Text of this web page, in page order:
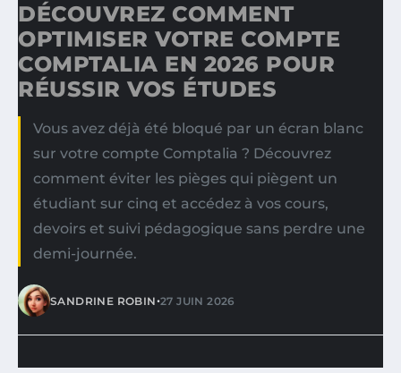
DÉCOUVREZ COMMENT
OPTIMISER VOTRE COMPTE
COMPTALIA EN 2026 POUR
RÉUSSIR VOS ÉTUDES
Vous avez déjà été bloqué par un écran blanc
sur votre compte Comptalia ? Découvrez
comment éviter les pièges qui piègent un
étudiant sur cinq et accédez à vos cours,
devoirs et suivi pédagogique sans perdre une
demi-journée.
SANDRINE ROBIN•27 JUIN 2026